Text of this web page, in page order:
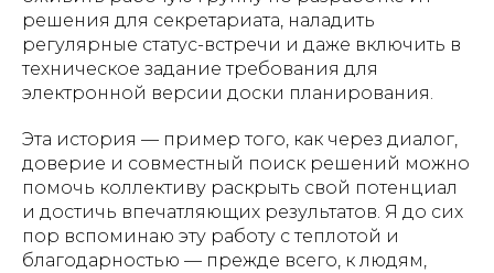
решения для секретариата, наладить
регулярные статус-встречи и даже включить в
техническое задание требования для
электронной версии доски планирования.
Эта история — пример того, как через диалог,
доверие и совместный поиск решений можно
помочь коллективу раскрыть свой потенциал
и достичь впечатляющих результатов. Я до сих
пор вспоминаю эту работу с теплотой и
благодарностью — прежде всего, к людям,